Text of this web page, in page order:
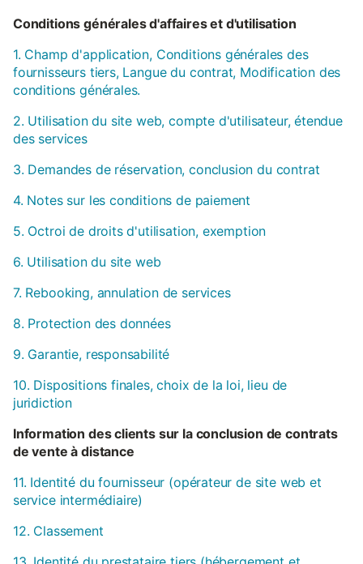
Conditions générales d'affaires et d'utilisation
1. Champ d'application, Conditions générales des
fournisseurs tiers, Langue du contrat, Modification des
conditions générales.
2. Utilisation du site web, compte d'utilisateur, étendue
des services
3. Demandes de réservation, conclusion du contrat
4. Notes sur les conditions de paiement
5. Octroi de droits d'utilisation, exemption
6. Utilisation du site web
7. Rebooking, annulation de services
8. Protection des données
9. Garantie, responsabilité
10. Dispositions finales, choix de la loi, lieu de
juridiction
Information des clients sur la conclusion de contrats
de vente à distance
11. Identité du fournisseur (opérateur de site web et
service intermédiaire)
12. Classement